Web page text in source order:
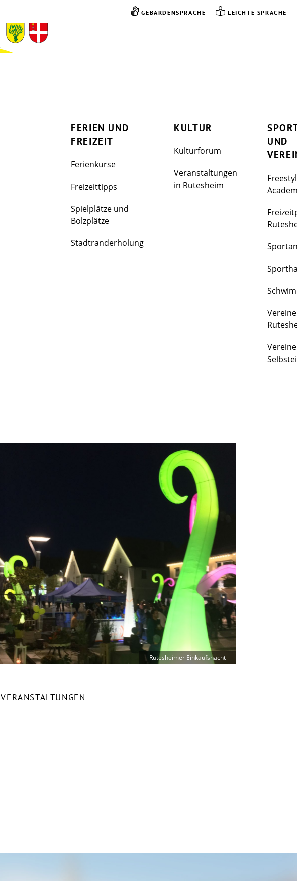
GEBÄRDENSPRACHE LEICHTE SPRACHE
FERIEN UND
FREIZEIT
Ferienkurse
Freizeittipps
Spielplätze und
Bolzplätze
Stadtranderholung
KULTUR
Kulturforum
Veranstaltungen
in Rutesheim
UND
Vereine
Rutesheimer Einkaufsnacht
VERANSTALTUNGEN